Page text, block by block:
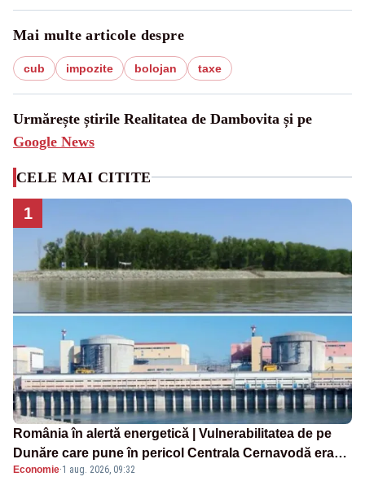
Mai multe articole despre
cub impozite bolojan taxe
Urmărește știrile Realitatea de Dambovita și pe
Google News
CELE MAI CITITE
1
România în alertă energetică | Vulnerabilitatea de pe
Dunăre care pune în pericol Centrala Cernavodă era
cunoscută de pe vremea lui Ceaușescu
Economie·1 aug. 2026, 09:32